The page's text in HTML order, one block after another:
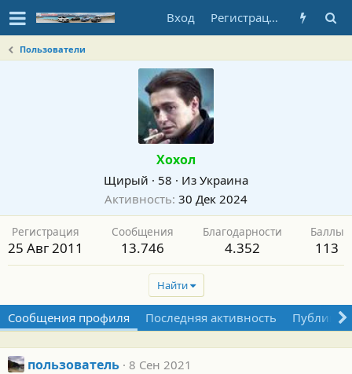
Вход Регистрация
Пользователи
Хохол
Щирый · 58 · Из Украина
Активность 30 Дек 2024
Регистрация
25 Авг 2011
Сообщения
13.746
Благодарности
4.352
Баллы
113
Найти
Сообщения профиля Последняя активность
пользователь 8 Сен 2021